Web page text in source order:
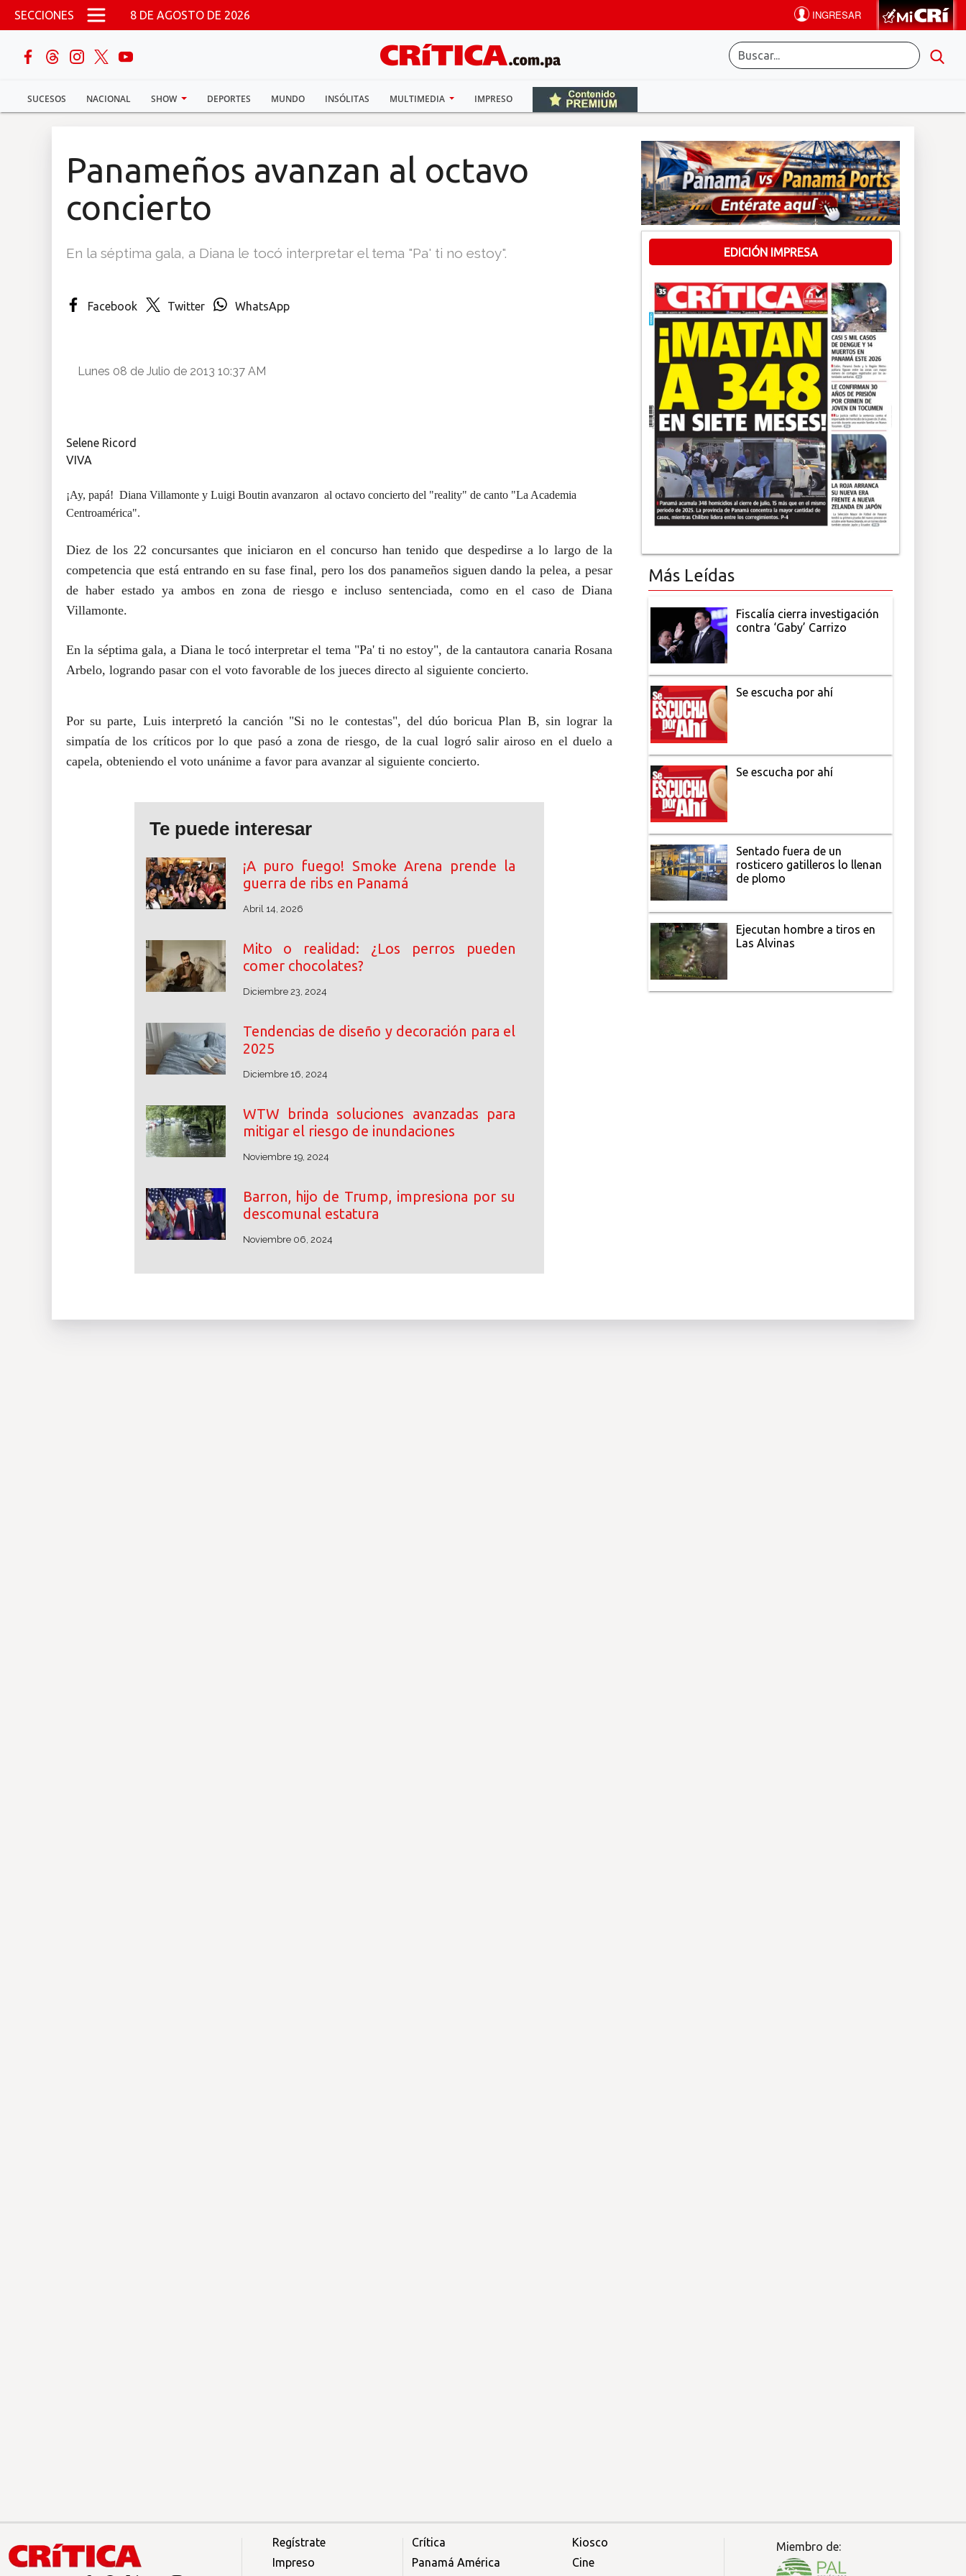
Pasar al contenido principal
SECCIONES 8 DE AGOSTO DE 2026
SUCESOS NACIONAL SHOW DEPORTES MUNDO INSÓLITAS MULTIMEDIA IMPRESO
buscar
Sucesos
Panameños avanzan al octavo
concierto
En la séptima gala, a Diana le tocó interpretar el tema "Pa' ti no estoy".
Facebook Twitter WhatsApp
Lunes 08 de Julio de 2013 10:37 AM
Selene Ricord
VIVA
¡Ay, papá! Diana Villamonte y Luigi Boutin avanzaron al octavo concierto del "reality" de canto "La Academia
Centroamérica".
Diez de los 22 concursantes que iniciaron en el concurso han tenido que despedirse a lo largo de la
competencia que está entrando en su fase final, pero los dos panameños siguen dando la pelea, a pesar
de haber estado ya ambos en zona de riesgo e incluso sentenciada, como en el caso de Diana
Villamonte.
Enla séptima gala, a Diana le tocó interpretar el tema "Pa' ti no estoy", de la cantautora canaria Rosana
Arbelo, logrando pasar con el voto favorable de los jueces directo al siguiente concierto.
Por su parte, Luis interpretó la canción "Si no le contestas", del dúo boricua Plan B, sin lograr la
simpatía de los críticos por lo que pasó a zona de riesgo, de la cual logró salir airoso en el duelo a
capela, obteniendo el voto unánime a favor para avanzar al siguiente concierto.
Te puede interesar
¡A puro fuego! Smoke Arena prende la
guerra de ribs en Panamá
Abril 14, 2026
Mito o realidad: ¿Los perros pueden
comer chocolates?
Diciembre 23, 2024
Tendencias de diseño y decoración para el
2025
Diciembre 16, 2024
WTW brinda soluciones avanzadas para
mitigar el riesgo de inundaciones
Noviembre 19, 2024
Barron, hijo de Trump, impresiona por su
descomunal estatura
Noviembre 06, 2024
EDICIÓN IMPRESA
Más Leídas
Fiscalía cierra investigación
contra ‘Gaby’ Carrizo
Se escucha por ahí
Se escucha por ahí
Sentado fuera de un
rosticero gatilleros lo llenan
de plomo
Ejecutan hombre a tiros en
Las Alvinas
Regístrate
Impreso
Crítica
Panamá América
Kiosco
Cine
Miembro de: